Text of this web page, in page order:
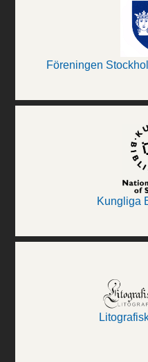
Föreningen
Kungliga